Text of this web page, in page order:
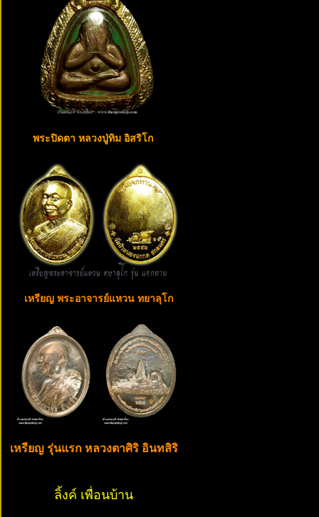
พระปิดตา หลวงปู่ทิม อิสริโก
เหรียญ พระอาจารย์แหวน ทยาลุโก
เหรียญ รุ่นแรก หลวงตาศิริ อินทสิริ
ลิ้งค์ เพื่อนบ้าน